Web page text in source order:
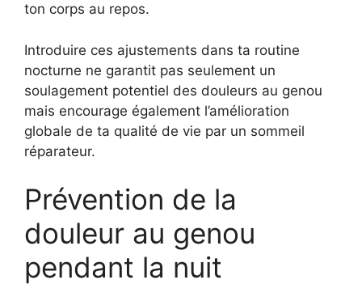
ton corps au repos.
Introduire ces ajustements dans ta routine
nocturne ne garantit pas seulement un
soulagement potentiel des douleurs au genou
mais encourage également l’amélioration
globale de ta qualité de vie par un sommeil
réparateur.
Prévention de la
douleur au genou
pendant la nuit